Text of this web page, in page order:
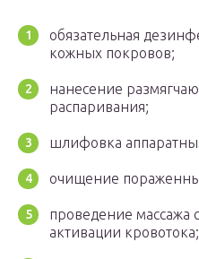
обязательная
кожных покровов;
нанесение
распаривания;
шлифовка
очищение
проведение массажа
активации кровотока;